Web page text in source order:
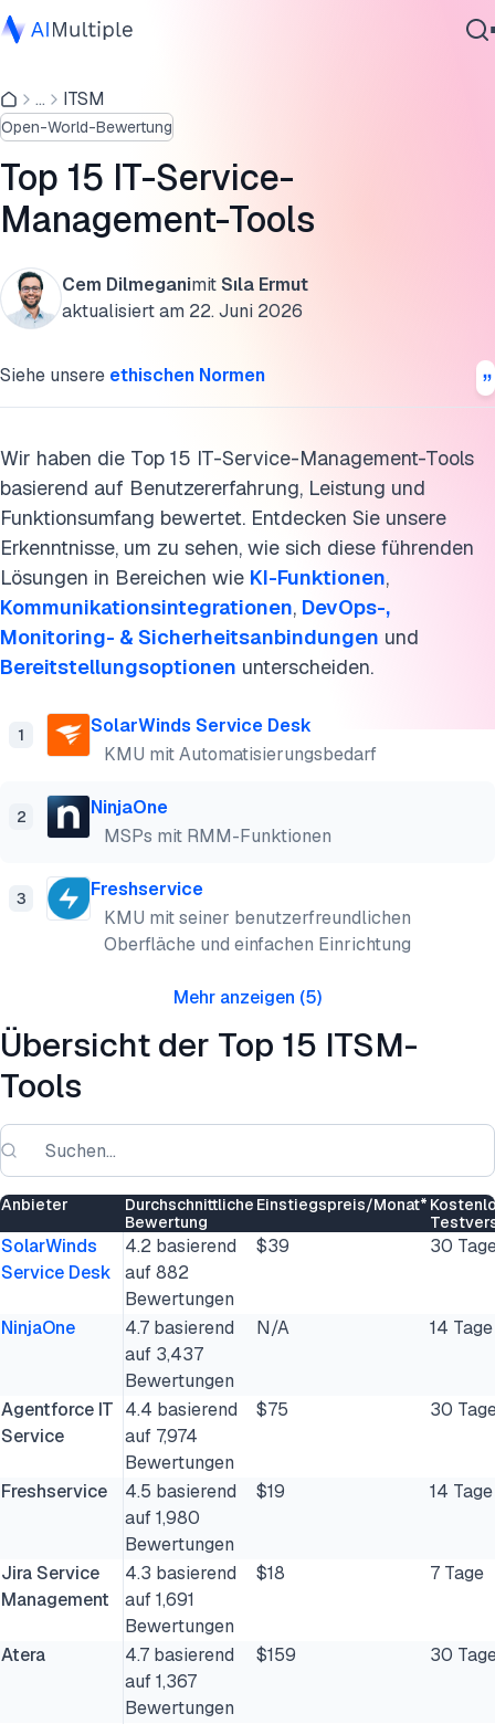
Agentische KI
Cybersicherheit
Daten
Unternehmenssoftware
Dienstleistungen
... ITSM
Open-World-Bewertung
Top 15 IT-Service-
Management-Tools
Cem DilmeganimitSıla Ermut
aktualisiert am 22. Juni 2026
Siehe unsere ethischen Normen
Wir haben die Top 15 IT-Service-Management-Tools
basierend auf Benutzererfahrung, Leistung und
Funktionsumfang bewertet. Entdecken Sie unsere
Erkenntnisse, um zu sehen, wie sich diese führenden
Lösungen in Bereichen wie KI-Funktionen,
Kommunikationsintegrationen, DevOps-,
Monitoring- & Sicherheitsanbindungen und
Bereitstellungsoptionen unterscheiden.
1
SolarWinds Service Desk
KMU mit Automatisierungsbedarf
2
NinjaOne
MSPs mit RMM-Funktionen
3
Freshservice
KMU mit seiner benutzerfreundlichen
Oberfläche und einfachen Einrichtung
Mehr anzeigen (5)
Übersicht der Top 15 ITSM-
Tools
Anbieter
Durchschnittliche
Bewertung
Einstiegspreis/Monat*
SolarWinds
Service Desk
4.2 basierend
auf 882
Bewertungen
$39 30
NinjaOne
4.7 basierend
auf 3,437
Bewertungen
N/A 14 Tage
Agentforce IT
Service
4.4 basierend
auf 7,974
Bewertungen
$75 30
Freshservice
4.5 basierend
auf 1,980
Bewertungen
$19 14 Tage
Jira Service
Management
4.3 basierend
auf 1,691
Bewertungen
$18 7 Tage
Atera
4.7 basierend
auf 1,367
Bewertungen
$159 30
KI-Funktionen
DevOps-, Monitoring- & Sicherheitsanbindungen
Detaillierte Bewertung der ITSM-Tools
Hauptmerkmale von ITSM-Tools
Auswahl des richtigen ITSM-Tools für Ihr Unternehmen
FAQs
Diese Forschung zitieren